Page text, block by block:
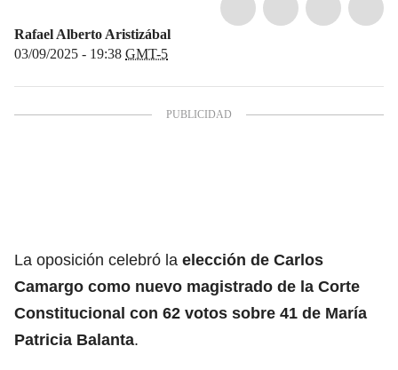
Rafael Alberto Aristizábal
03/09/2025 - 19:38 GMT-5
La oposición celebró la elección de Carlos
Camargo como nuevo magistrado de la Corte
Constitucional con 62 votos sobre 41 de María
Patricia Balanta.